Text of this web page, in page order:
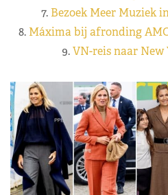
7. Bezoek Meer Muziek
8. Máxima bij afronding
9.VN-reis naar New